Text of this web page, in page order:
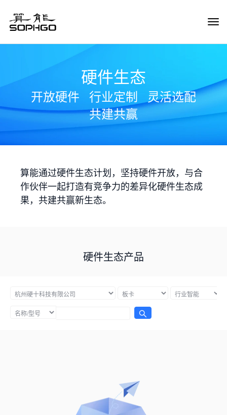
硬件生态
开放硬件 行业定制
灵活选配
共建共赢
算能通过硬件生态计划，坚持硬件开放，与合
作伙伴一起打造有竞争力的差异化硬件生态成
果，共建共赢新生态。
硬件生态产品